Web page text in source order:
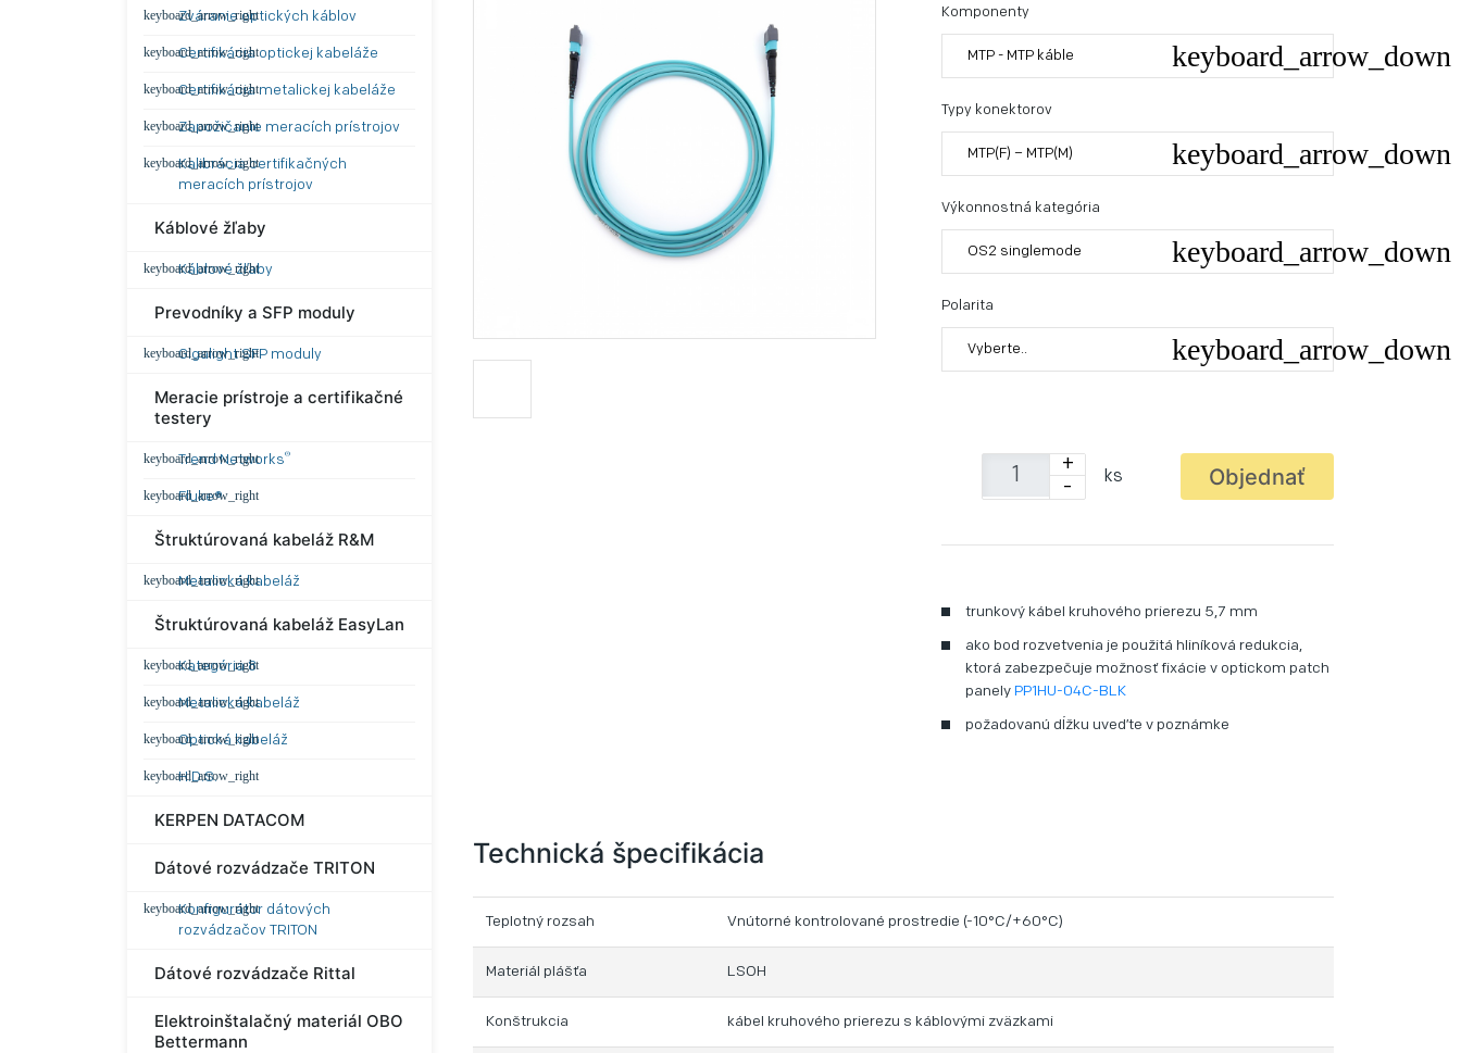
Zváranie optických káblov
Certifikácia optickej kabeláže
Certifikácia metalickej kabeláže
Zapožičanie meracích prístrojov
Kalibrácia certifikačných
meracích prístrojov
Káblové žľaby
Káblové žľaby
Prevodníky a SFP moduly
Gigalight SFP moduly
Meracie prístroje a certifikačné
testery
Trend Networks®
Fluke®
Štruktúrovaná kabeláž R&M
Metalická kabeláž
Štruktúrovaná kabeláž EasyLan
Kategória 8
Metalická kabeláž
Optická kabeláž
H.D.S.
KERPEN DATACOM
Dátové rozvádzače TRITON
Konfigurátor dátových
rozvádzačov TRITON
Dátové rozvádzače Rittal
Elektroinštalačný materiál OBO
Bettermann
Komponenty
MTP - MTP káble
Typy konektorov
MTP(F) – MTP(M)
Výkonnostná kategória
OS2 singlemode
Polarita
Vyberte..
+
-
ks Objednať
trunkový kábel kruhového prierezu 5,7 mm
ako bod rozvetvenia je použitá hliníková redukcia,
ktorá zabezpečuje možnosť fixácie v optickom patch
panely PP1HU-04C-BLK
požadovanú dĺžku uveďte v poznámke
Technická špecifikácia
Teplotný rozsah Vnútorné kontrolované prostredie (-10°C/+60°C)
Materiál plášťa LSOH
Konštrukcia kábel kruhového prierezu s káblovými zväzkami